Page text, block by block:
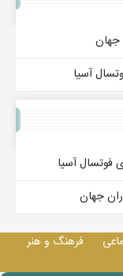
جهان
آسیا
فوتسال آسیا
جهان
فرهنگ و هنر